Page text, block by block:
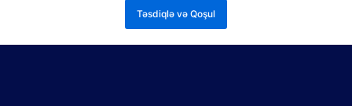
Təsdiqlə və Qoşul